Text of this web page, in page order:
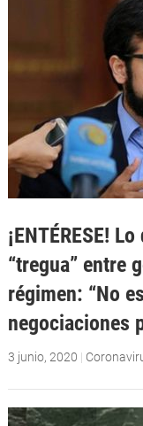
¡ENTÉRESE!
“tregua” entre
régimen: “No
negociaciones
3 junio, 2020 |